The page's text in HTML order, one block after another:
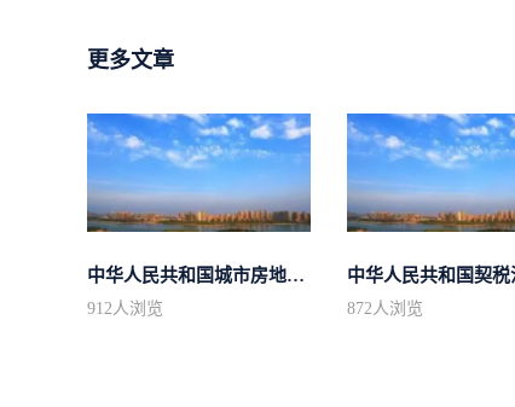
更多文章
中华人民共和国城市房地产管理法
912人浏览
中华人民共和国契税
872人浏览